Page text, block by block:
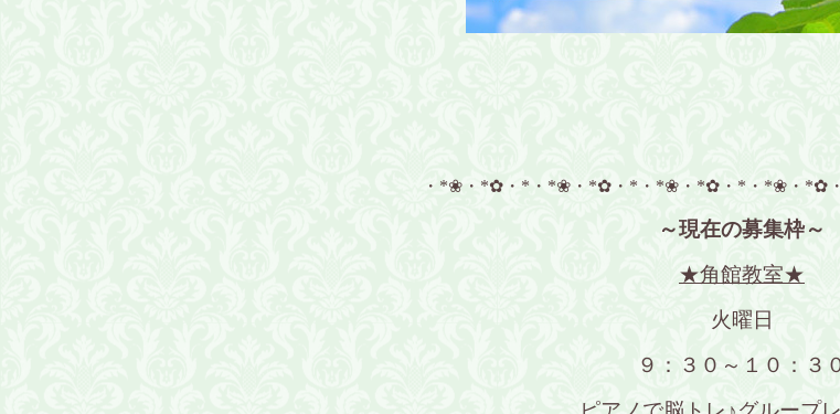
・*❀・*✿・*・*❀・*✿・*・*❀・*✿・*・*❀・*✿
～現在の募集枠～
★角館教室★
火曜日
９：３０～１０：３